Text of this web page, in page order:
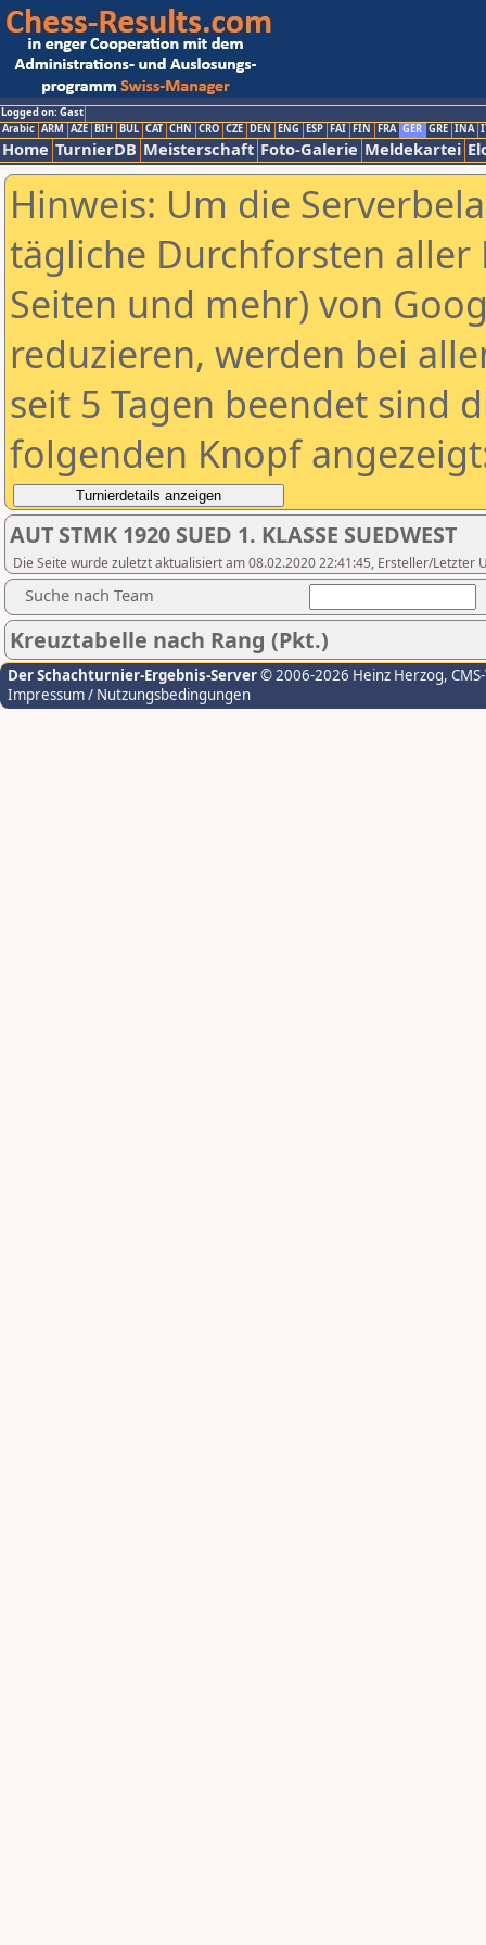
Logged on: Gast
Arabic ARM AZE BIH BUL CAT CHN CRO CZE DEN ENG ESP FAI FIN FRA GER GRE INA
Home TurnierDB Meisterschaft Foto-Galerie Meldekartei
Hinweis: Um die
tägliche Durchforsten aller
Seiten und mehr) von
reduzieren, werden bei
seit 5 Tagen beendet sind
folgenden Knopf
AUT STMK 1920 SUED 1. KLASSE SUEDWEST
Die Seite wurde zuletzt aktualisiert am 08.02.2020 22:41:45, Ersteller/Letzter
Suche nach Team
Kreuztabelle nach Rang (Pkt.)
Der Schachturnier-Ergebnis-Server© 2006-2026 Heinz Herzog,
Impressum / Nutzungsbedingungen